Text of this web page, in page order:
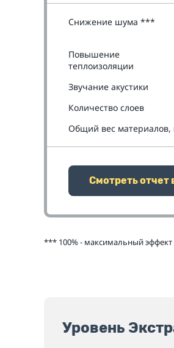
Снижение шума ***
Повышение
теплоизоляции
Звучание акустики
Количество слоев
Общий вес материалов,
Смотреть отчет
*** 100% - максимальный
Уровень